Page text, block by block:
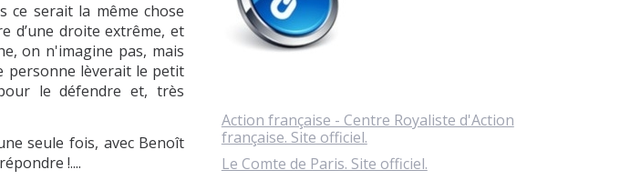
ce serait la même chose
d’une droite extrême, et
on n'imagine pas, mais
personne lèverait le petit
le défendre et, très
seule fois, avec Benoît
!....
Action française - Centre Royaliste d'Action
française. Site officiel.
Le Comte de Paris. Site officiel.